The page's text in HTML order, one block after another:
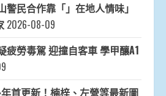
警民合作靠「」在地人情味」
2026-08-09
疲勞毒駕 迎撞自客車 學甲釀A1
首更新！楠梓、左營等最新圖